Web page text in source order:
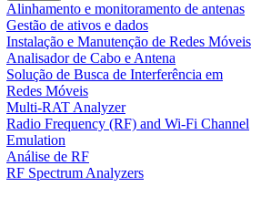
Alinhamento e monitoramento de antenas
Gestão de ativos e dados
Instalação e Manutenção de Redes Móveis
Analisador de Cabo e Antena
Solução de Busca de Interferência em
Redes Móveis
Multi-RAT Analyzer
Radio Frequency (RF) and Wi-Fi Channel
Emulation
Análise de RF
RF Spectrum Analyzers